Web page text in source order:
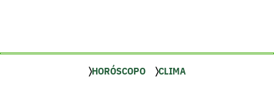
HORÓSCOPO CLIMA